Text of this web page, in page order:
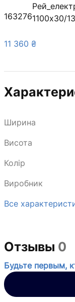
1632761100х30/
11 360 ₴
Ширина
Висота
Колір
Виробник
Все
Отзывы 0
Будьте первым,